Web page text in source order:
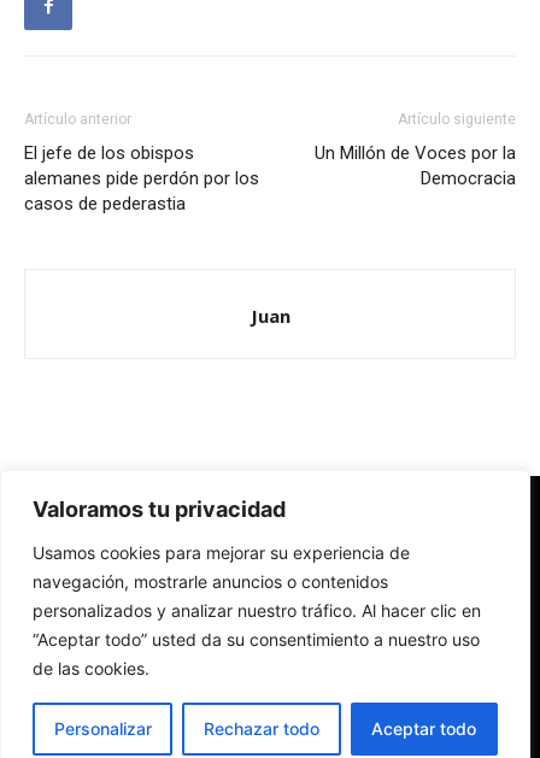
Valoramos tu privacidad
Usamos cookies para mejorar su experiencia de
navegación, mostrarle anuncios o contenidos
personalizados y analizar nuestro tráfico. Al hacer clic en
“Aceptar todo” usted da su consentimiento a nuestro uso
de las cookies.
Personalizar Rechazar todo Aceptar todo
Artículo anterior
El jefe de los obispos
alemanes pide perdón por los
casos de pederastia
Artículo siguiente
Un Millón de Voces por la
Democracia
Juan
Redes Cristianas
Una mirada alternativa sobre la Iglesia católica y la sociedad
- Colectivos de Redes Cristianas